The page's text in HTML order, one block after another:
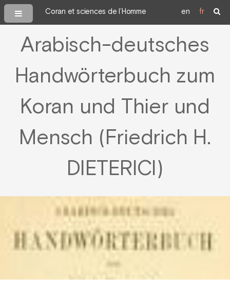
Coran et sciences de l’Homme en fr
Arabisch-deutsches
Handwörterbuch zum
Koran und Thier und
Mensch (Friedrich H.
DIETERICI)